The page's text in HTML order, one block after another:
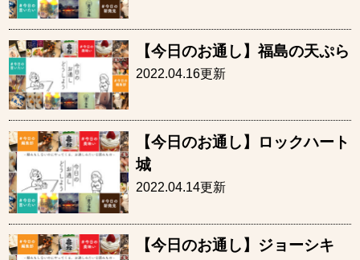
【今日のお通し】福島の天ぷら
2022.04.16更新
【今日のお通し】ロックハート
城
2022.04.14更新
【今日のお通し】ジョーシキ